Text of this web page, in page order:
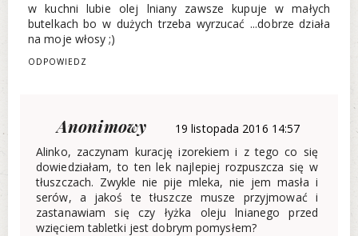
w kuchni lubie olej lniany zawsze kupuje w małych
butelkach bo w dużych trzeba wyrzucać ...dobrze działa
na moje włosy ;)
ODPOWIEDZ
Anonimowy
19 listopada 2016 14:57
Alinko, zaczynam kurację izorekiem i z tego co się
dowiedziałam, to ten lek najlepiej rozpuszcza się w
tłuszczach. Zwykle nie pije mleka, nie jem masła i
serów, a jakoś te tłuszcze musze przyjmować i
zastanawiam się czy łyżka oleju lnianego przed
wzięciem tabletki jest dobrym pomysłem?